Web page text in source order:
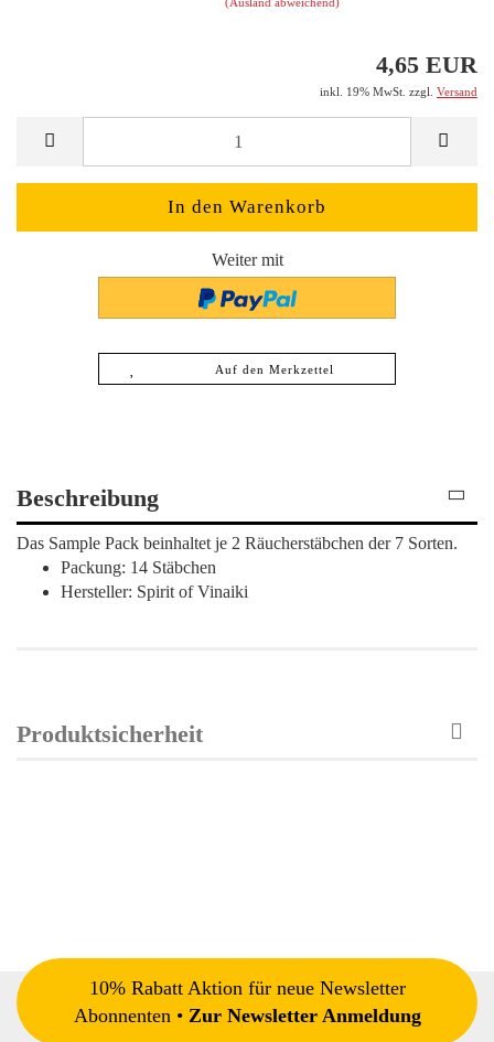
4,65 EUR
inkl. 19% MwSt. zzgl. Versand
Weiter mit
Auf den Merkzettel
Beschreibung
Das Sample Pack beinhaltet je 2 Räucherstäbchen der 7 Sorten.
Packung: 14 Stäbchen
Hersteller: Spirit of Vinaiki
Produktsicherheit
10% Rabatt Aktion für neue Newsletter
Abonnenten • Zur Newsletter Anmeldung